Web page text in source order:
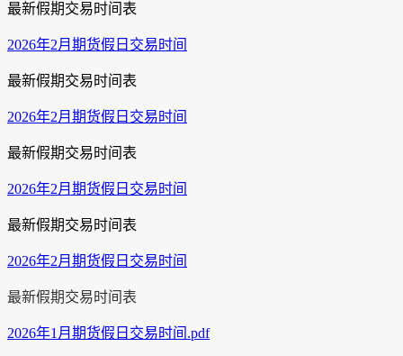
最新假期交易时间表
2026年2月期货假日交易时间
最新假期交易时间表
2026年2月期货假日交易时间
最新假期交易时间表
2026年2月期货假日交易时间
最新假期交易时间表
2026年2月期货假日交易时间
最新假期交易时间表
2026年1月期货假日交易时间.pdf